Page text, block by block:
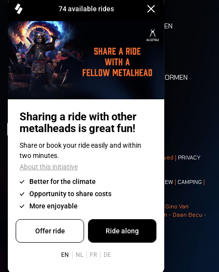
CASHLESS
ETEN EN DRINKEN
MOBILITEIT
LONE WOLVES
PLATTEGROND
DEATH RIDE
WAARDEN EN NORMEN
HISTORIEK
© 2008-2026- Apache Productions VZW – All rights reserved | PRIVACY
POLICY|ALGEMENE VOORWAARDEN
Contact:GENERAL| PARTNERSHIPS CREW | CAMPING |
NEIGHBOURS
Photos: Ann Kermans - Hans Van Hoof - Eliaz Bruggeman - Gino Van
Lancker - Tim Tronckoe - Elsie Roymans - Stijn Verbruggen - Daan Becu -
Claus Christa - Devid Camerlynck